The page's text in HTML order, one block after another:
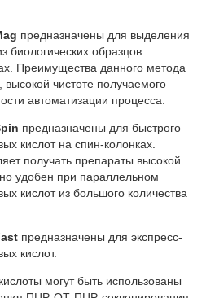
предназначены для выделения
биологических образцов
Преимущества данного метода
чистоте получаемого
автоматизации процесса.
предназначены для быстрого
кислот на спин-колонках.
получать препараты высокой
удобен при параллельном
кислот из большого количества
предназначены для экспресс-
кислот.
могут быть использованы